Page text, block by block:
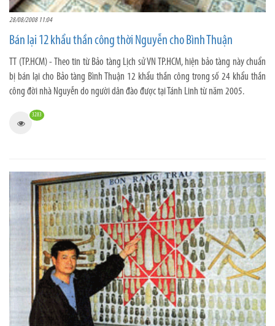
28/08/2008 11:04
Bán lại 12 khẩu thần công thời Nguyễn cho Bình Thuận
TT (TP.HCM) - Theo tin từ Bảo tàng Lịch sử VN TP.HCM, hiện bảo tàng này chuẩn
bị bán lại cho Bảo tàng Bình Thuận 12 khẩu thần công trong số 24 khẩu thần
công đời nhà Nguyễn do người dân đào được tại Tánh Linh từ năm 2005.
3283